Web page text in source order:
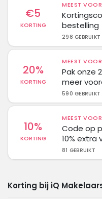
€5
KORTING
MEEST
bestelling
298 GEBRUIKT
20%
KORTING
MEEST
Pak onze
meer
590 GEBRUIKT
10%
KORTING
MEEST
Code op
10% extra
81 GEBRUIKT
Korting bij iQ